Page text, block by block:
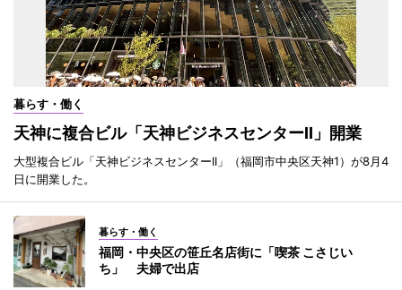
暮らす・働く
天神に複合ビル「天神ビジネスセンターII」開業
大型複合ビル「天神ビジネスセンターII」（福岡市中央区天神1）が8月4
日に開業した。
暮らす・働く
福岡・中央区の笹丘名店街に「喫茶 こさじい
ち」 夫婦で出店